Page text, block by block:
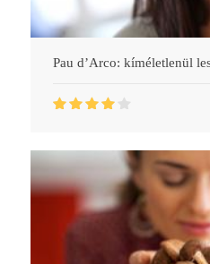
Pau d’Arco: kíméletlenül